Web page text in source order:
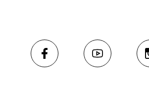
FACEBOOK YOUTUBE